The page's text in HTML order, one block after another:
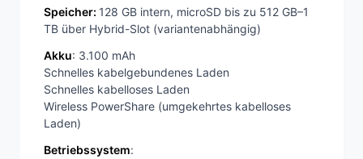
Speicher: 128 GB intern, microSD bis zu 512 GB–1
TB über Hybrid-Slot (variantenabhängig)
Akku: 3.100 mAh
Schnelles kabelgebundenes Laden
Schnelles kabelloses Laden
Wireless PowerShare (umgekehrtes kabelloses
Laden)
Betriebssystem: